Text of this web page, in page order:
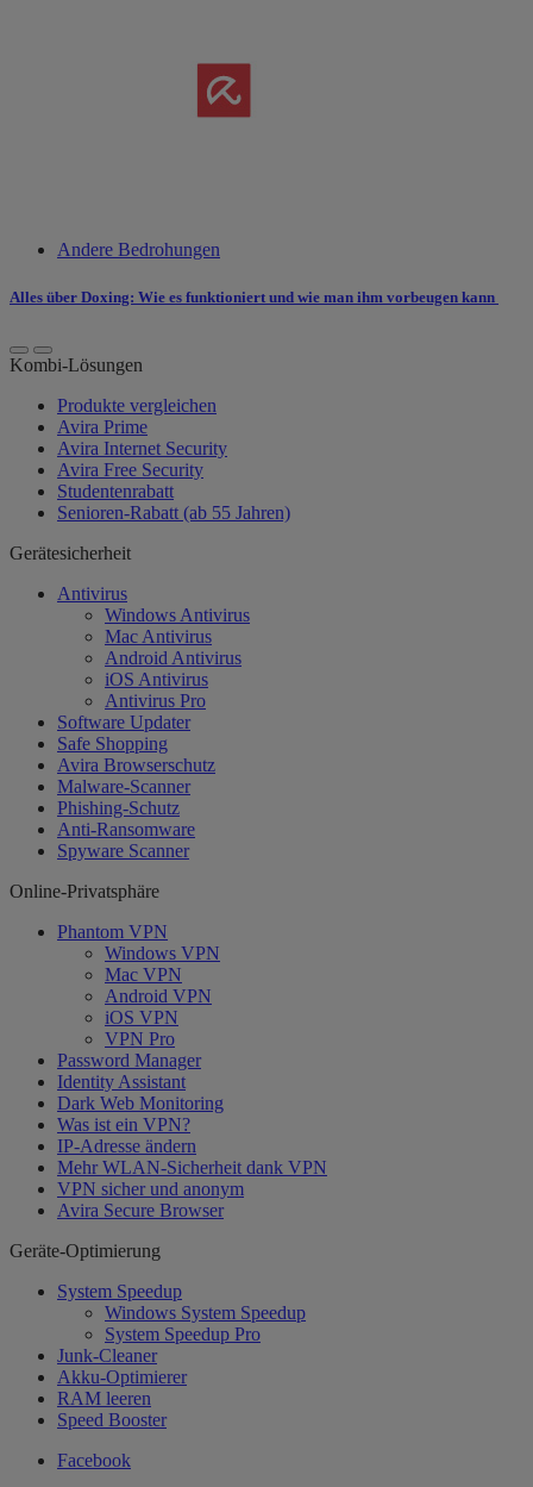
Andere Bedrohungen
Alles über Doxing: Wie es funktioniert und wie man ihm vorbeugen kann
Kombi-Lösungen
Produkte vergleichen
Avira Prime
Avira Internet Security
Avira Free Security
Studentenrabatt
Senioren-Rabatt (ab 55 Jahren)
Gerätesicherheit
Antivirus
Windows Antivirus
Mac Antivirus
Android Antivirus
iOS Antivirus
Antivirus Pro
Software Updater
Safe Shopping
Avira Browserschutz
Malware-Scanner
Phishing-Schutz
Anti-Ransomware
Spyware Scanner
Online-Privatsphäre
Phantom VPN
Windows VPN
Mac VPN
Android VPN
iOS VPN
VPN Pro
Password Manager
Identity Assistant
Dark Web Monitoring
Was ist ein VPN?
IP-Adresse ändern
Mehr WLAN-Sicherheit dank VPN
VPN sicher und anonym
Avira Secure Browser
Geräte-Optimierung
System Speedup
Windows System Speedup
System Speedup Pro
Junk-Cleaner
Akku-Optimierer
RAM leeren
Speed Booster
Facebook